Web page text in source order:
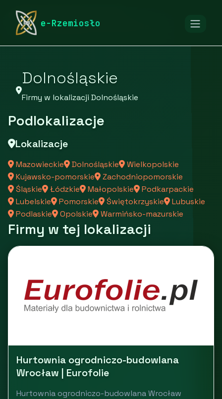
e-Rzemiosło
rymarstwo-poznan.pl
Firmy z województwa Dolnośląskiego
Dolnośląskie
Firmy w lokalizacji Dolnośląskie
Podlokalizacje
Lokalizacje
Mazowieckie Dolnośląskie
Wielkopolskie
Kujawsko-pomorskie
Zachodniopomorskie
Śląskie
Łódzkie Małopolskie
Podkarpackie
Lubelskie
Pomorskie Świętokrzyskie
Lubuskie
Podlaskie
Opolskie Warmińsko-mazurskie
Firmy w tej lokalizacji
Hurtownia ogrodniczo-budowlana
Wrocław | Eurofolie
Hurtownia ogrodniczo-budowlana Wrocław